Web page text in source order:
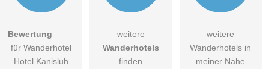
Hiermit akzeptiere ich dieAGB
DieDatenschutzerklärung habe ich zur Kenntnis genommen.
Bewertung
für Wanderhotel
Hotel Kanisluh
weitere
Wanderhotels
finden
weitere
Wanderhotels in
meiner Nähe